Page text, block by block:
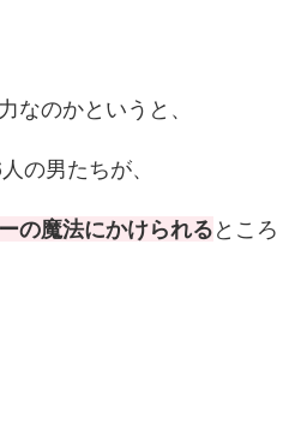
なのかというと、
の男たちが、
の魔法にかけられるところ